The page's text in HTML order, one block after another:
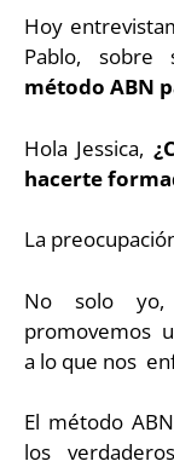
Hoy
Pablo, sobre
método ABN
Hola Jessica,
hacerte
La
No solo yo,
promovemos
a lo que nos
El método
los